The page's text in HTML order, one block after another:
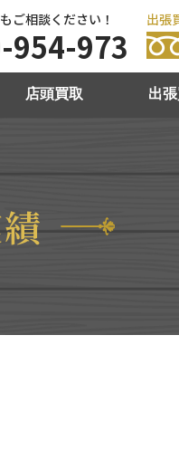
ご相談ください！
954-973
出張
店頭買取 出